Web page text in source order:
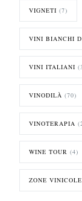
VIGNETI (7)
VINI BIANCHI
VINI ITALIANI
VINODILÀ (70)
VINOTERAPIA
WINE TOUR (4)
ZONE